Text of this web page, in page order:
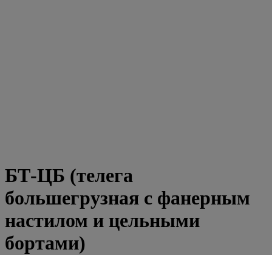
БТ-ЦБ (телега
большегрузная с фанерным
настилом и цельными
бортами)